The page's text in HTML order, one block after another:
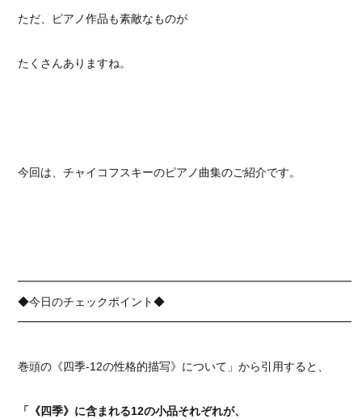
ただ、ピアノ作品も素敵なものが
たくさんありますね。
今回は、チャイコフスキーのピアノ曲集のご紹介です。
◆今日のチェックポイント◆
巻頭の《四季-12の性格的描写》について」から引用すると、
「《四季》に含まれる12の小品それぞれが、